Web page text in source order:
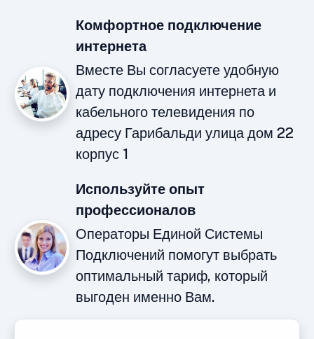
Комфортное подключение
интернета
Вместе Вы согласуете удобную
дату подключения интернета и
кабельного телевидения по
адресу Гарибальди улица дом 22
корпус 1
Используйте опыт
профессионалов
Операторы Единой Системы
Подключений помогут выбрать
оптимальный тариф, который
выгоден именно Вам.